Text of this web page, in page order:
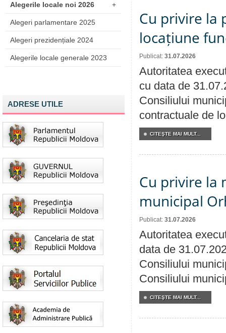
Alegerile locale noi 2026 +
Alegeri parlamentare 2025
Alegeri prezidențiale 2024
Alegerile locale generale 2023
ADRESE UTILE
Cu privire la
locațiune
Publicat: 31.07.2026
Autoritatea
cu data de
Consiliului
contractuale de
CITEŞTE MAI MULT...
Cu privire la
municipal
Publicat: 31.07.2026
Autoritatea
data de
Consiliului
Consiliului
CITEŞTE MAI MULT...